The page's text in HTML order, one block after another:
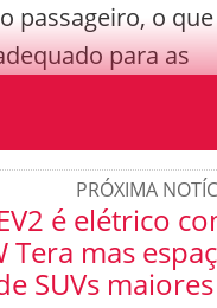
passageiro, o que
para as
PRÓXIMA
é elétrico
Tera mas
SUVs